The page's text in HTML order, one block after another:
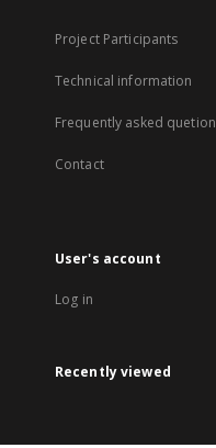
Project Participants
Technical information
Frequently asked
Contact
User's account
Log in
Recently viewed